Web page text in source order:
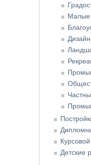
Малые
Детские